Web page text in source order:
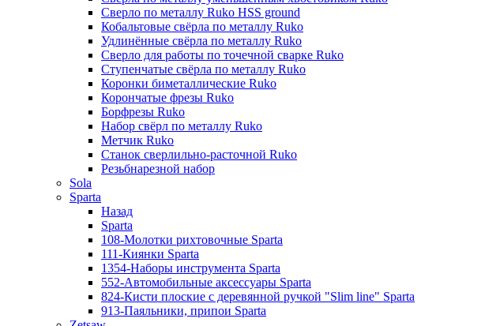
Сверло по металлу Ruko HSS ground
Кобальтовые свёрла по металлу Ruko
Удлинённые свёрла по металлу Ruko
Сверло для работы по точечной сварке Ruko
Ступенчатые свёрла по металлу Ruko
Коронки биметаллические Ruko
Корончатые фрезы Ruko
Борфрезы Ruko
Набор свёрл по металлу Ruko
Метчик Ruko
Станок сверлильно-расточной Ruko
Резьбнарезной набор
Sola
Sparta
Назад
Sparta
108-Молотки рихтовочные Sparta
111-Киянки Sparta
1354-Наборы инструмента Sparta
552-Автомобильные аксессуары Sparta
824-Кисти плоские с деревянной ручкой "Slim line" Sparta
913-Паяльники, припои Sparta